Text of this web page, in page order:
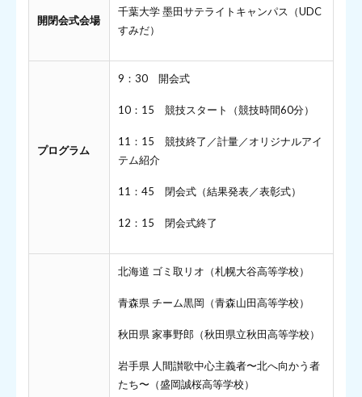
開閉会式会場
千葉大学 墨田サテライトキャンパス（UDC
すみだ）
プログラム
9：30 開会式
10：15 競技スタート（競技時間60分）
11：15 競技終了／計量／オリジナルアイ
テム紹介
11：45 閉会式（結果発表／表彰式）
12：15 閉会式終了
北海道 ゴミ取リオ（札幌大谷高等学校）
青森県 チーム黒岡（青森山田高等学校）
秋田県 家事野郎（秋田県立秋田高等学校）
岩手県 人間讃歌中心主義者〜北へ向かう者
たち〜（盛岡誠桜高等学校）